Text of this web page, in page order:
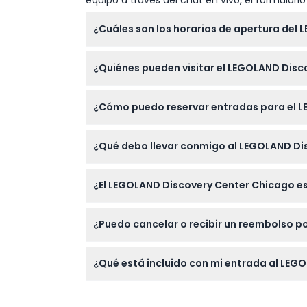
¿Cuáles son los horarios de apertura del
de 10:00 a. m. a 6:00 p. m., con la última
¿Quiénes pueden visitar el LEGOLAND
por al menos un niño de entre 0 y 17 años.
¿Cómo puedo reservar entradas para el
¿Qué debo llevar conmigo al LEGOLAND
estacionamiento disponible frente al cine
¿El LEGOLAND Discovery Center Chicago
¿Puedo cancelar o recibir un reembolso
¿Qué está incluido con mi entrada al